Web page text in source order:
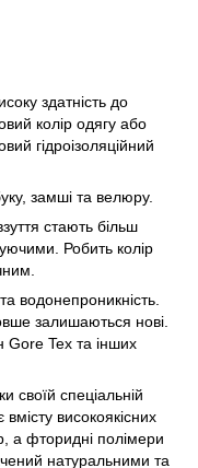
здатність до
колір одягу або
гідроізоляційний
замші та велюру.
стають більш
Робить колір
водонепроникність.
залишаються нові.
Tex та інших
своїй спеціальній
високоякісних
а фторидні полімери
натуральними та